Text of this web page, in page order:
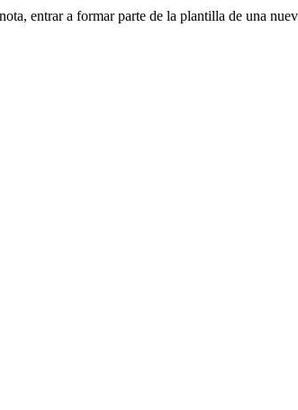
entrar a formar parte de la plantilla de una